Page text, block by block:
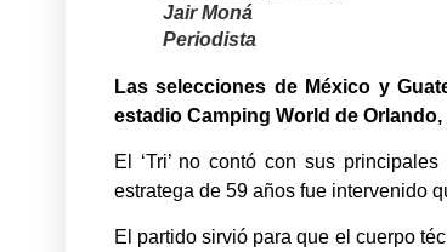
Jair Moná
Periodista
Las selecciones de México y
estadio Camping World de
El ‘Tri’ no contó con sus
estratega de 59 años fue intervenido
El partido sirvió para que el cuerpo